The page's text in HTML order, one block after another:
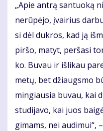
„Apie an­trą san­tuo­ką
ne­rū­pė­jo, įvai­rius
si dėl duk­ros, kad ją
pir­šo, ma­tyt, per­ša­si
ko. Bu­vau ir iš­li­kau
me­tų, bet džiaugs­mo
min­giau­sia bu­vau, kai
stu­di­ja­vo, kai juos
gi­mams, nei au­di­mui“,